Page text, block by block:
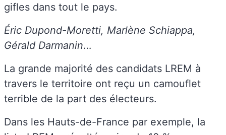
gifles dans tout le pays.
Éric Dupond-Moretti, Marlène Schiappa,
Gérald Darmanin…
La grande majorité des candidats LREM à
travers le territoire ont reçu un camouflet
terrible de la part des électeurs.
Dans les Hauts-de-France par exemple, la